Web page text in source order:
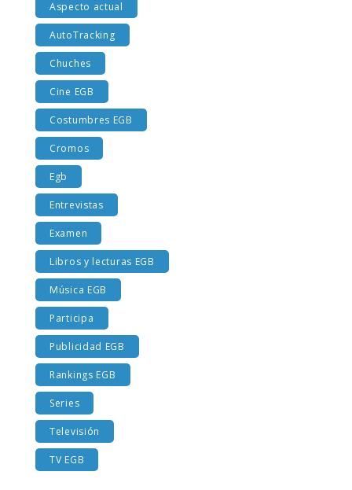
Aspecto actual
AutoTracking
Chuches
Cine EGB
Costumbres EGB
Cromos
Egb
Entrevistas
Examen
Libros y lecturas EGB
Música EGB
Participa
Publicidad EGB
Rankings EGB
Series
Televisión
TV EGB